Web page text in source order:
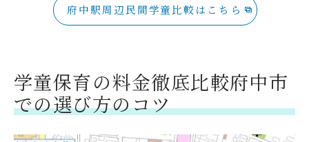
府中駅周辺民間学童比較はこちら
学童保育の料金徹底比較府中市
での選び方のコツ